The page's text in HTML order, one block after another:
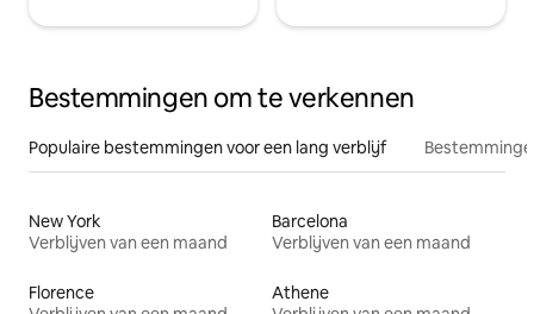
Bestemmingen om te verkennen
Populaire bestemmingen voor een lang verblijf
New York
Verblijven van een maand
Barcelona
Verblijven van een maand
Florence
Athene